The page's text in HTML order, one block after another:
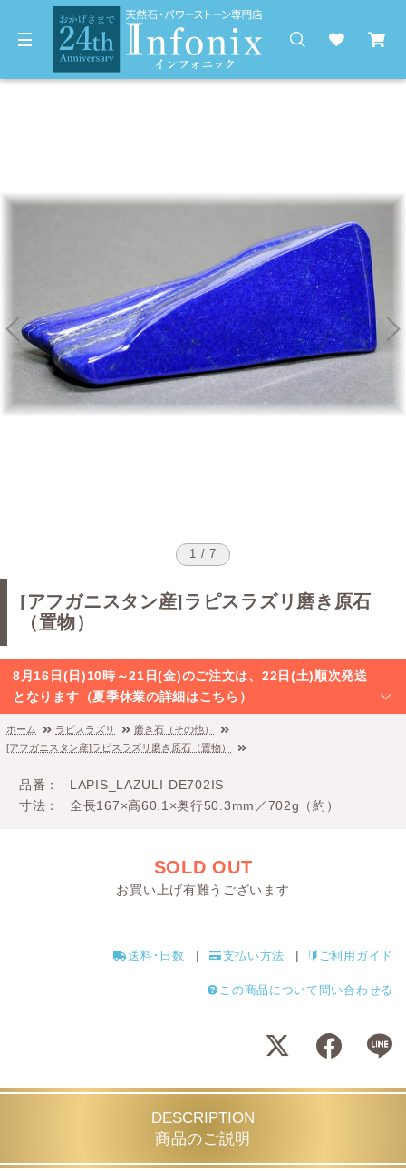
1 / 7
[アフガニスタン産]ラピスラズリ磨き原石
（置物）
8月16日(日)10時～21日(金)のご注文は、22日(土)順次発送
となります（夏季休業の詳細はこちら）
ホーム ラピスラズリ
磨き石（その他）
[アフガニスタン産]ラピスラズリ磨き原石（置物）
品番
LAPIS_LAZULI-DE702IS
寸法
全長167×高60.1×奥行50.3mm／702g（約）
SOLD OUT
お買い上げ有難うございます
送料･日数 支払い方法 ご利用ガイド
この商品について問い合わせる
DESCRIPTION
商品のご説明